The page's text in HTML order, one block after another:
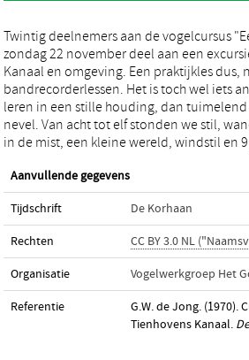
Twintig deelnemers aan de vogelcursus
zondag 22 november deel aan een
Kanaal en omgeving. Een praktijkles dus,
bandrecorderlessen. Het is toch wel iets
leren in een stille houding, dan
nevel. Van acht tot elf stonden we stil,
in de mist, een kleine wereld, windstil en
Aanvullende gegevens
Tijdschrift De Korhaan
Rechten CC BY 3.0 NL
Organisatie Vogelwerkgroep Het
Referentie
G.W. de Jong. (1970).
Tienhovens Kanaal.